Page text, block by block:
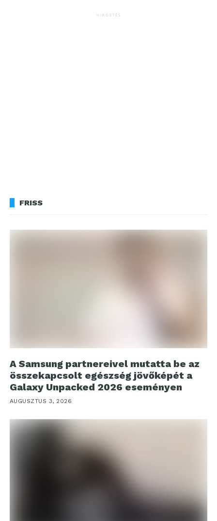
HIRDETÉS
FRISS
A Samsung partnereivel mutatta be az
összekapcsolt egészség jövőképét a
Galaxy Unpacked 2026 eseményen
AUGUSZTUS 3, 2026